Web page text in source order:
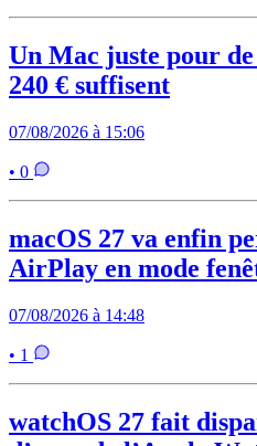
Un Mac juste pour
240 € suffisent
07/08/2026 à 15:06
• 0
macOS 27 va enfin
AirPlay en mode
07/08/2026 à 14:48
• 1
watchOS 27 fait